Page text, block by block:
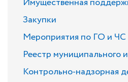
Закупки
Мероприятия по ГО и ЧС
Реестр муниципального
Контрольно-надзорная